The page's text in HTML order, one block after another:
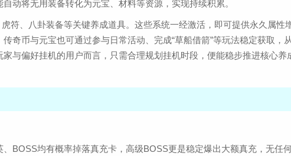
动将无用装备转化为元宝、材料等资源，实现持续积累。
符、八卦装备等关键养成道具。这些系统一经激活，即可提供永久属性
奇币与元宝也可通过参与日常活动、完成“草船借箭”等玩法稳定获取，
与偏好挂机的用户而言，只需合理规划挂机时段，便能稳步推进核心养
BOSS均有概率掉落真充卡，高级BOSS更是稳定爆出大额真充，无任